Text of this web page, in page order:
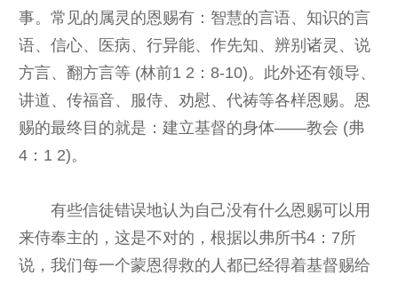
事。常见的属灵的恩赐有：智慧的言语、知识的言
语、信心、医病、行异能、作先知、辨别诸灵、说
方言、翻方言等 (林前1 2：8-10)。此外还有领导、
讲道、传福音、服侍、劝慰、代祷等各样恩赐。恩
赐的最终目的就是：建立基督的身体——教会 (弗
4：1 2)。
有些信徒错误地认为自己没有什么恩赐可以用
来侍奉主的，这是不对的，根据以弗所书4：7所
说，我们每一个蒙恩得救的人都已经得着基督赐给